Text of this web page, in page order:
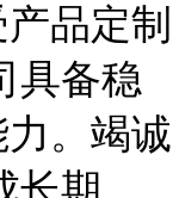
品定制
具备稳
。竭诚
期、